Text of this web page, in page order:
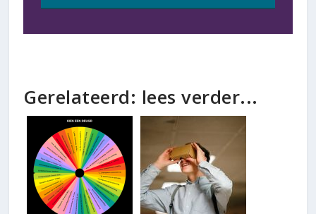
Gerelateerd: lees verder...